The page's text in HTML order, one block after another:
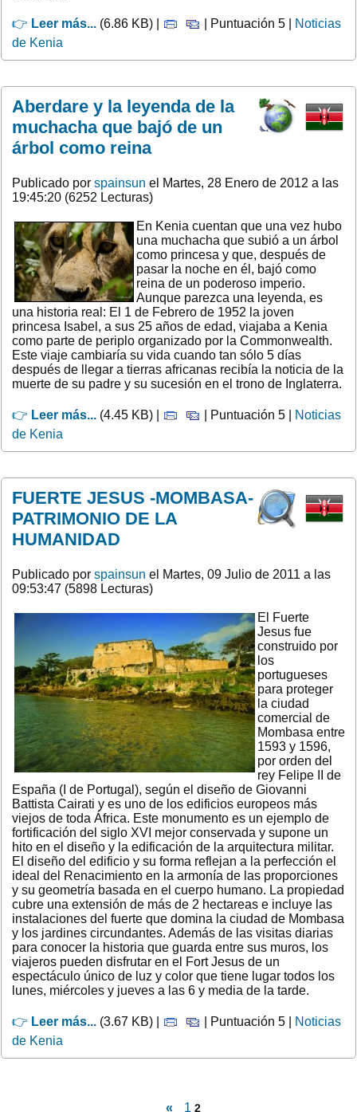
👉 Leer más... (6.86 KB) | | Puntuación 5 |
Noticias
de Kenia
Aberdare y la leyenda de la
muchacha que bajó de un
árbol como reina
Publicado por spainsun el Martes, 28 Enero de 2012 a las
19:45:20 (6252 Lecturas)
En Kenia cuentan que una vez hubo
una muchacha que subió a un árbol
como princesa y que, después de
pasar la noche en él, bajó como
reina de un poderoso imperio.
Aunque parezca una leyenda, es
una historia real: El 1 de Febrero de 1952 la joven
princesa Isabel, a sus 25 años de edad, viajaba a Kenia
como parte de periplo organizado por la Commonwealth.
Este viaje cambiaría su vida cuando tan sólo 5 días
después de llegar a tierras africanas recibía la noticia de la
muerte de su padre y su sucesión en el trono de Inglaterra.
👉 Leer más... (4.45 KB) | | Puntuación 5 |
Noticias
de Kenia
FUERTE JESUS -MOMBASA-
PATRIMONIO DE LA
HUMANIDAD
Publicado por spainsun el Martes, 09 Julio de 2011 a las
09:53:47 (5898 Lecturas)
El Fuerte
Jesus fue
construido por
los
portugueses
para proteger
la ciudad
comercial de
Mombasa entre
1593 y 1596,
por orden del
rey Felipe II de
España (I de Portugal), según el diseño de Giovanni
Battista Cairati y es uno de los edificios europeos más
viejos de toda África. Este monumento es un ejemplo de
fortificación del siglo XVI mejor conservada y supone un
hito en el diseño y la edificación de la arquitectura militar.
El diseño del edificio y su forma reflejan a la perfección el
ideal del Renacimiento en la armonía de las proporciones
y su geometría basada en el cuerpo humano. La propiedad
cubre una extensión de más de 2 hectareas e incluye las
instalaciones del fuerte que domina la ciudad de Mombasa
y los jardines circundantes. Además de las visitas diarias
para conocer la historia que guarda entre sus muros, los
viajeros pueden disfrutar en el Fort Jesus de un
espectáculo único de luz y color que tiene lugar todos los
lunes, miércoles y jueves a las 6 y media de la tarde.
👉 Leer más... (3.67 KB) | | Puntuación 5 |
Noticias
de Kenia
« 1 2